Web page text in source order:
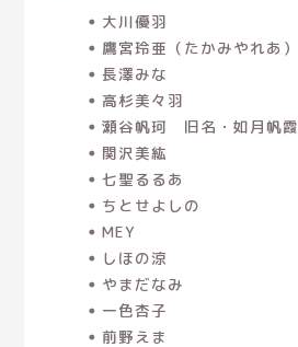
大川優羽
鷹宮玲亜（たかみやれあ）
長澤みな
高杉美々羽
瀬谷帆珂 旧名・如月帆霞
関沢美紘
七聖るるあ
ちとせよしの
MEY
しほの涼
やまだなみ
一色杏子
前野えま